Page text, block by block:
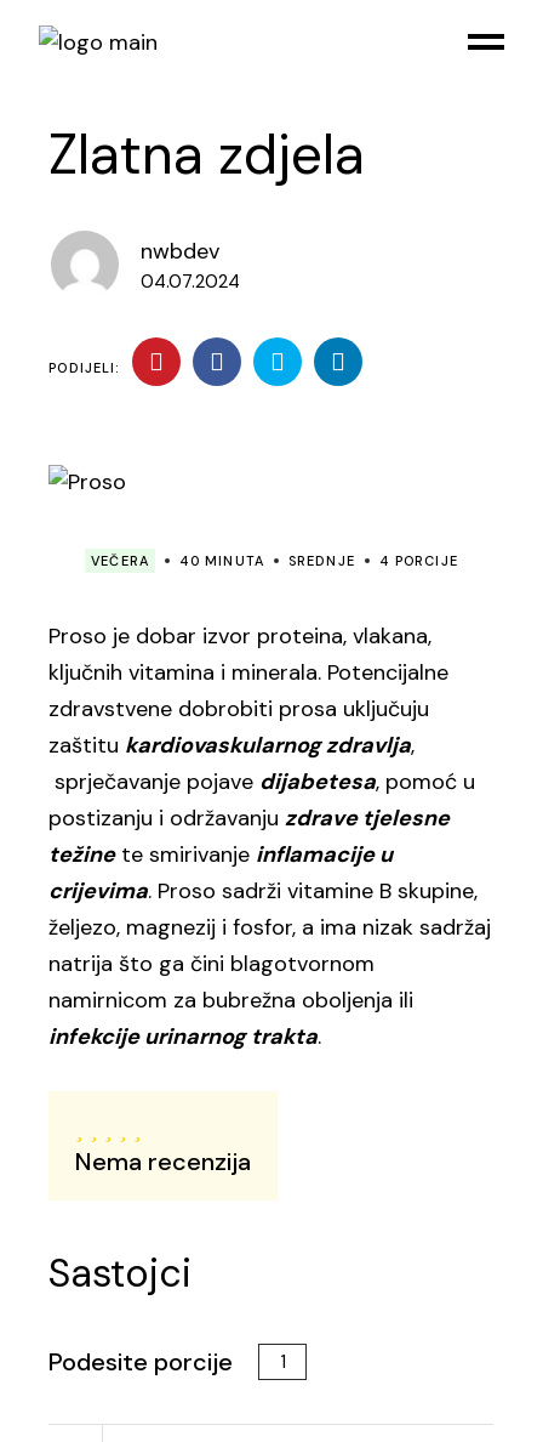
Zlatna zdjela
nwbdev
04.07.2024
PODIJELI:
VEČERA 40 MINUTA SREDNJE 4 PORCIJE
Proso je dobar izvor proteina, vlakana,
ključnih vitamina i minerala. Potencijalne
zdravstvene dobrobiti prosa uključuju
zaštitu kardiovaskularnog zdravlja,
sprječavanje pojave dijabetesa, pomoć u
postizanju i održavanjuzdrave tjelesne
težinete smirivanje inflamacije u
crijevima. Proso sadrži vitamine B skupine,
željezo, magnezij i fosfor, a ima nizak sadržaj
natrija što ga čini blagotvornom
namirnicom za bubrežna oboljenja ili
infekcije urinarnog trakta.
Nema recenzija
Sastojci
Podesite porcije